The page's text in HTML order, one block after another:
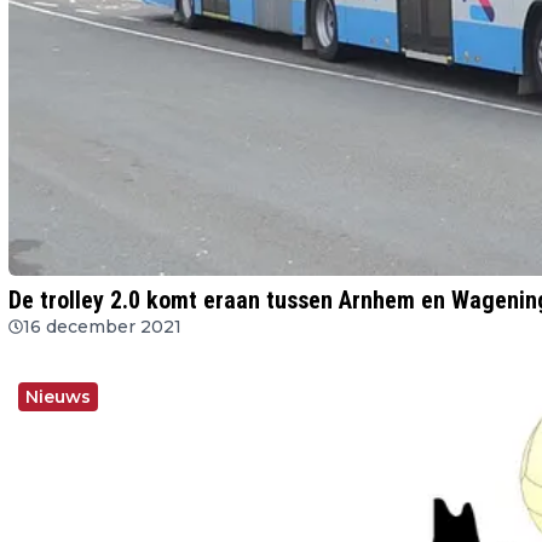
De trolley 2.0 komt eraan tussen Arnhem en
16 december 2021
Nieuws